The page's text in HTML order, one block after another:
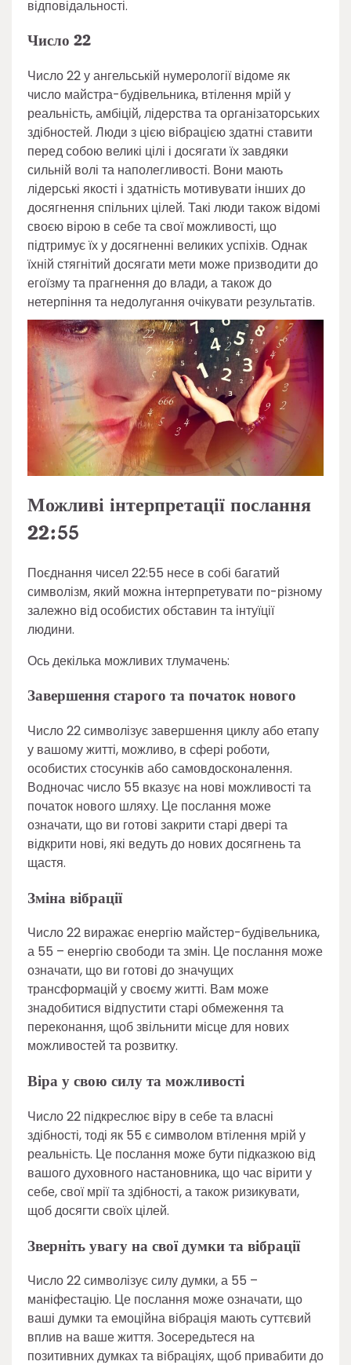
відповідальності.
Число 22
Число 22 у ангельській нумерології відоме як
число майстра-будівельника, втілення мрій у
реальність, амбіцій, лідерства та організаторських
здібностей. Люди з цією вібрацією здатні ставити
перед собою великі цілі і досягати їх завдяки
сильній волі та наполегливості. Вони мають
лідерські якості і здатність мотивувати інших до
досягнення спільних цілей. Такі люди також відомі
своєю вірою в себе та свої можливості, що
підтримує їх у досягненні великих успіхів. Однак
їхній стягнітий досягати мети може призводити до
егоїзму та прагнення до влади, а також до
нетерпіння та недолугання очікувати результатів.
Можливі інтерпретації послання
22:55
Поєднання чисел 22:55 несе в собі багатий
символізм, який можна інтерпретувати по-різному
залежно від особистих обставин та інтуїції
людини.
Ось декілька можливих тлумачень:
Завершення старого та початок нового
Число 22 символізує завершення циклу або етапу
у вашому житті, можливо, в сфері роботи,
особистих стосунків або самовдосконалення.
Водночас число 55 вказує на нові можливості та
початок нового шляху. Це послання може
означати, що ви готові закрити старі двері та
відкрити нові, які ведуть до нових досягнень та
щастя.
Зміна вібрації
Число 22 виражає енергію майстер-будівельника,
а 55 – енергію свободи та змін. Це послання може
означати, що ви готові до значущих
трансформацій у своєму житті. Вам може
знадобитися відпустити старі обмеження та
переконання, щоб звільнити місце для нових
можливостей та розвитку.
Віра у свою силу та можливості
Число 22 підкреслює віру в себе та власні
здібності, тоді як 55 є символом втілення мрій у
реальність. Це послання може бути підказкою від
вашого духовного настановника, що час вірити у
себе, свої мрії та здібності, а також ризикувати,
щоб досягти своїх цілей.
Зверніть увагу на свої думки та вібрації
Число 22 символізує силу думки, а 55 –
маніфестацію. Це послання може означати, що
ваші думки та емоційна вібрація мають суттєвий
вплив на ваше життя. Зосередьтеся на
позитивних думках та вібраціях, щоб привабити до